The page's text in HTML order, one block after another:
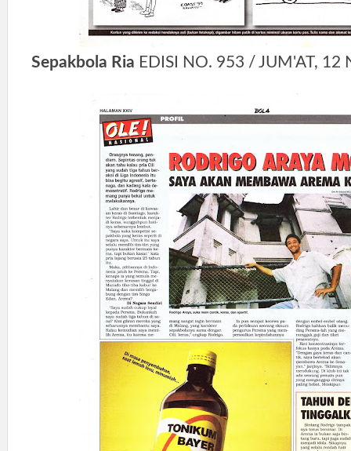
Sepakbola Ria EDISI NO. 953 / JUM'AT, 12